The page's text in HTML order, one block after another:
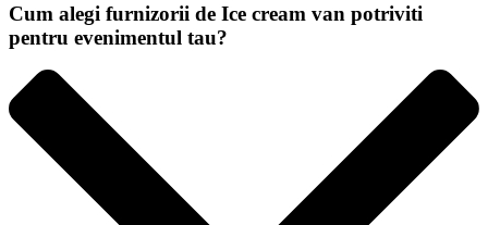
Cum alegi furnizorii de Ice cream van potriviti
pentru evenimentul tau?